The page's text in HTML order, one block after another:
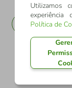
EN
Utilizamos
Política de